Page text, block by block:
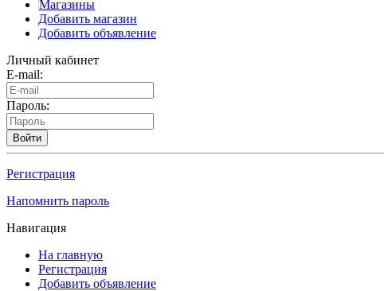
Магазины
Добавить магазин
Добавить объявление
Личный кабинет
E-mail:
Пароль:
Войти
Регистрация
Напомнить пароль
Навигация
На главную
Регистрация
Добавить объявление